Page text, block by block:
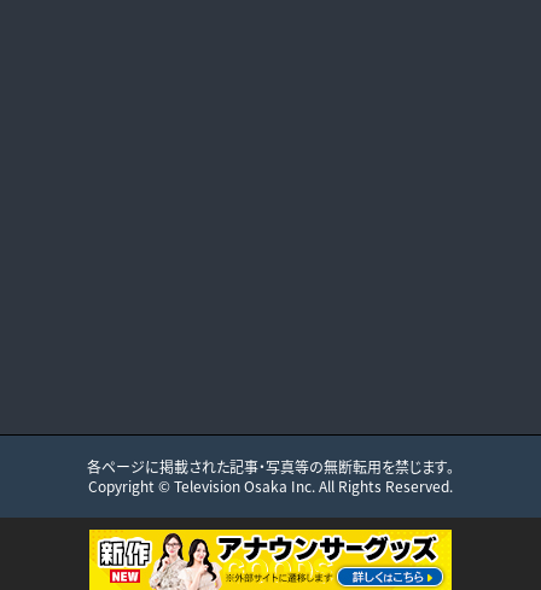
各ページに掲載された記事・写真等の無断転用を禁じます。
Copyright ©Television Osaka Inc. All Rights Reserved.